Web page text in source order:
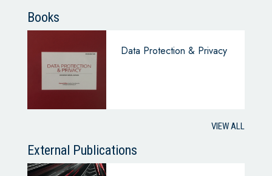
Books
Data Protection & Privacy
VIEW ALL
External Publications